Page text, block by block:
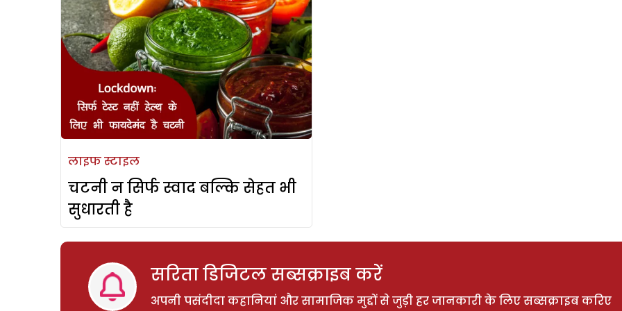
लाइफ स्टाइल
चटनी न सिर्फ स्वाद बल्कि सेहत भी
सुधारती है
सरिता डिजिटल सब्सक्राइब करें
अपनी पसंदीदा कहानियां और सामाजिक मुद्दों से जुड़ी हर जानकारी के लिए सब्सक्राइब करिए